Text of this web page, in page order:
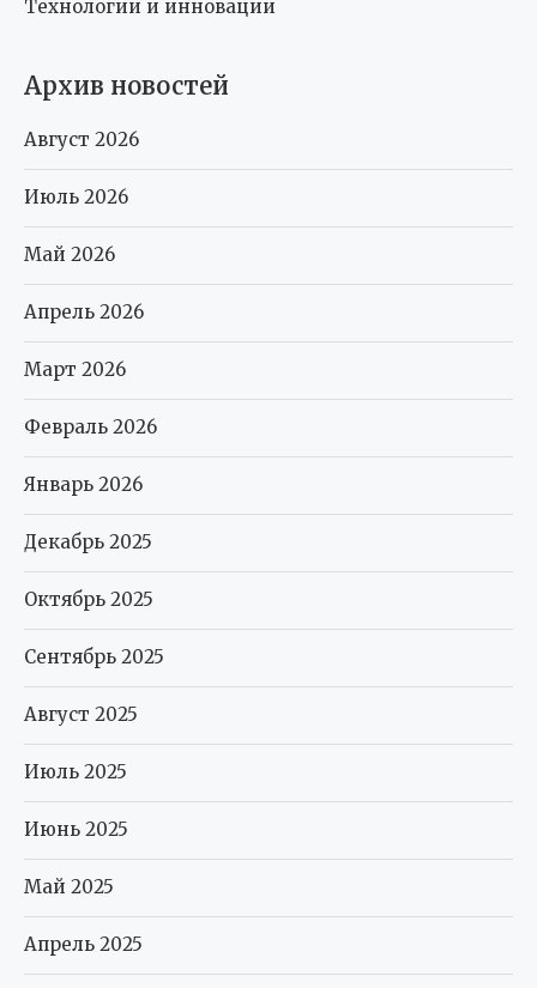
Технологии и инновации
Архив новостей
Август 2026
Июль 2026
Май 2026
Апрель 2026
Март 2026
Февраль 2026
Январь 2026
Декабрь 2025
Октябрь 2025
Сентябрь 2025
Август 2025
Июль 2025
Июнь 2025
Май 2025
Апрель 2025